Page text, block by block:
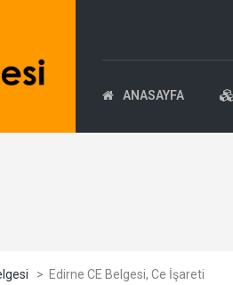
ANASAYFA
> Edirne CE Belgesi, Ce İşareti